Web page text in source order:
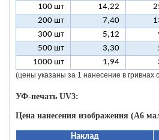
100 шт
14,22
200 шт
7,40
300 шт
5,12
500 шт
3,30
1000 шт
1,94
(цены указаны за 1 нанесение в гривнах
УФ-печать UV3:
Цена нанесения изображения (А6
Наклад